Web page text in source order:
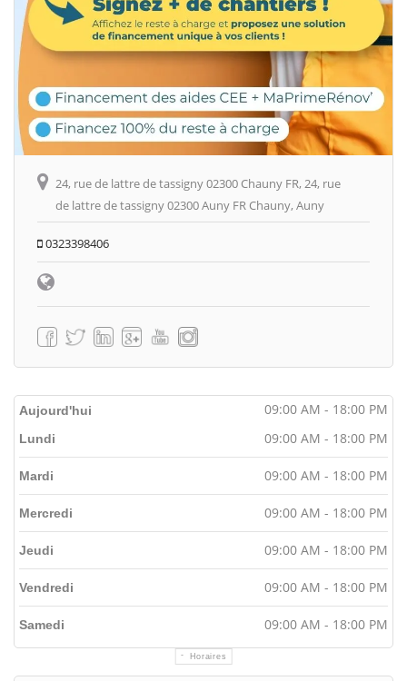
24, rue de lattre de tassigny 02300 Chauny FR, 24, rue
de lattre de tassigny 02300 Auny FR Chauny, Auny
0323398406
Aujourd'hui 09:00 AM - 18:00 PM
Horaires
Lundi 09:00 AM - 18:00 PM
Mardi 09:00 AM - 18:00 PM
Mercredi 09:00 AM - 18:00 PM
Jeudi 09:00 AM - 18:00 PM
Vendredi 09:00 AM - 18:00 PM
Samedi 09:00 AM - 18:00 PM